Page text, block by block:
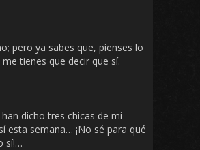
pero ya sabes que, pienses lo
tienes que decir que sí.
dicho tres chicas de mi
esta semana… ¡No sé para qué
sí!…